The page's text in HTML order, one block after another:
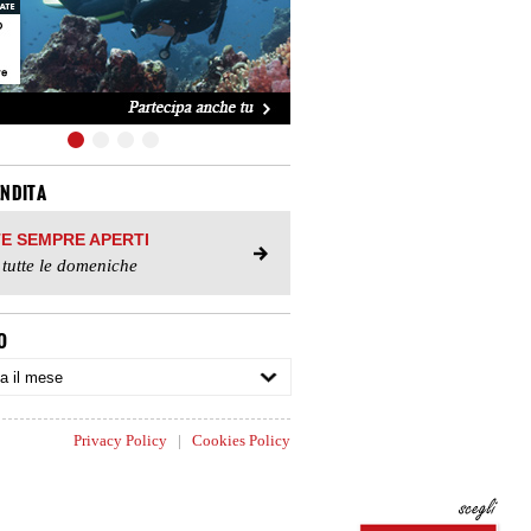
SEMPRE APERTI
le domeniche
Privacy Policy | Cookies Policy